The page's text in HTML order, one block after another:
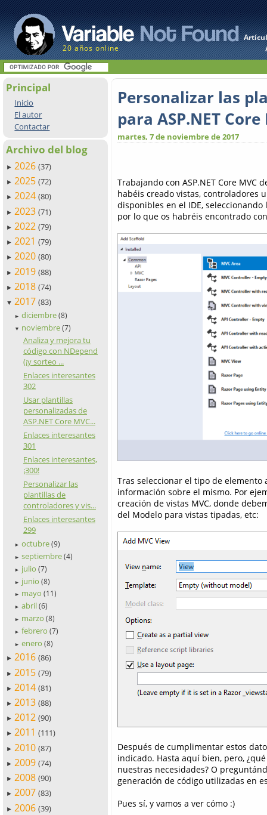
20 años online
Principal
Inicio
El autor
Contactar
Archivo del blog
► 2026 (37)
► 2025 (72)
► 2024 (80)
► 2023 (71)
► 2022 (79)
► 2021 (79)
► 2020 (80)
► 2019 (88)
► 2018 (74)
▼ 2017 (83)
► diciembre (8)
▼ noviembre (7)
Analiza y mejora tu
código con NDepend
(¡y sorteo ...
Enlaces interesantes
302
Usar plantillas
personalizadas de
ASP.NET Core MVC...
Enlaces interesantes
301
Enlaces interesantes,
¡300!
Personalizar las
plantillas de
controladores y vis...
Enlaces interesantes
299
► octubre (9)
► septiembre (4)
► julio (7)
► junio (8)
► mayo (11)
► abril (6)
► marzo (8)
► febrero (7)
► enero (8)
► 2016 (86)
► 2015 (79)
► 2014 (81)
► 2013 (88)
► 2012 (90)
► 2011 (111)
► 2010 (87)
► 2009 (74)
► 2008 (90)
► 2007 (83)
► 2006 (39)
Personalizar las
para ASP.NET Core
martes, 7 de noviembre de 2017
Trabajando con ASP.NET Core MVC
habéis creado vistas, controladores
disponibles en el IDE,
por lo que os habréis encontrado
Tras seleccionar el tipo de
información sobre el mismo. Por
creación de vistas MVC, donde
del Modelo para vistas tipadas, etc:
Después de cumplimentar estos
indicado. Hasta aquí bien, pero,
nuestras necesidades? O
generación de código utilizadas en
Pues sí, y vamos a ver cómo :)